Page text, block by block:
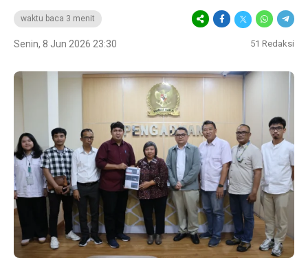
waktu baca 3 menit
Senin, 8 Jun 2026 23:30 51 Redaksi